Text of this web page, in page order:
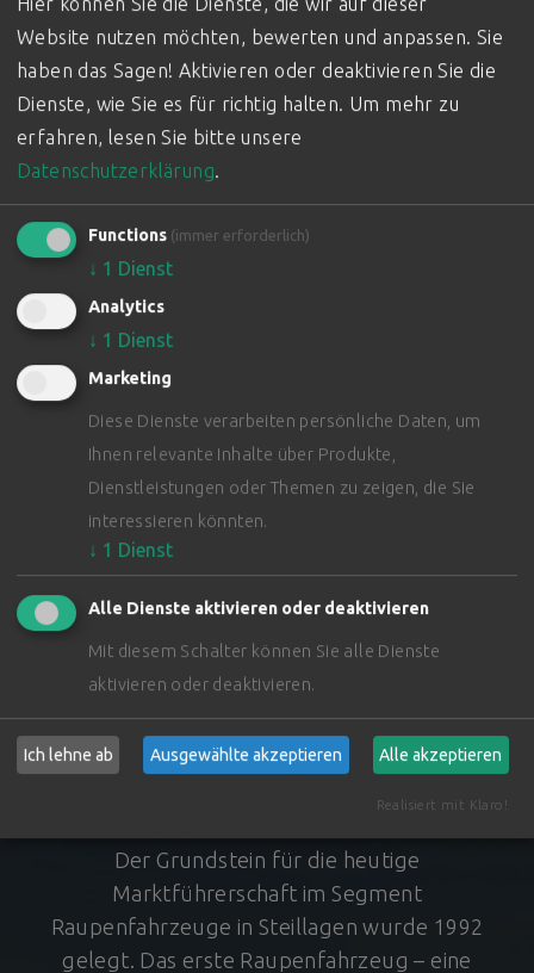
Innovationund Technik
Der Grundstein für die heutige
Marktführerschaft im Segment
Raupenfahrzeuge in Steillagen wurde 1992
gelegt. Das erste Raupenfahrzeug – eine
Website nutzen möchten, bewerten und anpassen. Sie
haben das Sagen! Aktivieren oder deaktivieren Sie die
Dienste, wie Sie es für richtig halten. Um mehr zu
erfahren, lesen Sie bitte unsere
Datenschutzerklärung.
Functions (immer erforderlich)
↓ 1 Dienst
Analytics
↓ 1 Dienst
Marketing
Diese Dienste verarbeiten persönliche Daten, um
Ihnen relevante Inhalte über Produkte,
Dienstleistungen oder Themen zu zeigen, die Sie
interessieren könnten.
↓ 1 Dienst
Alle Dienste aktivieren oder deaktivieren
Mit diesem Schalter können Sie alle Dienste
aktivieren oder deaktivieren.
Ich lehne ab Ausgewählte akzeptieren Alle akzeptieren
Realisiert mit Klaro!